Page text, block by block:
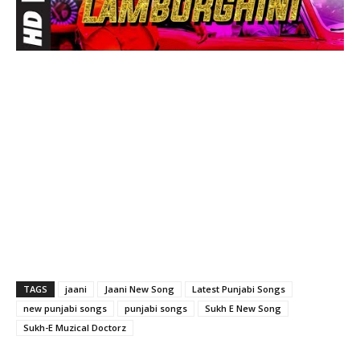
TAGS jaani Jaani New Song
Latest Punjabi Songs
new punjabi songs
punjabi songs
Sukh E New Song
Sukh-E Muzical Doctorz